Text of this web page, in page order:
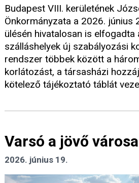
Budapest VIII. kerületének
Önkormányzata a 2026. június
ülésén hivatalosan is elfogadta
szálláshelyek új szabályozási
rendszer többek között a
korlátozást, a társasházi
kötelező tájékoztató táblát
Varsó a jövő városa
2026. június 19.